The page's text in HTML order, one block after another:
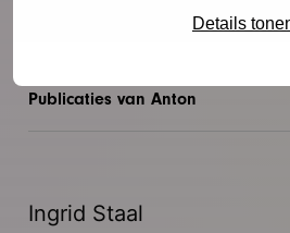
Details
Publicaties van Anton
Ingrid Staal